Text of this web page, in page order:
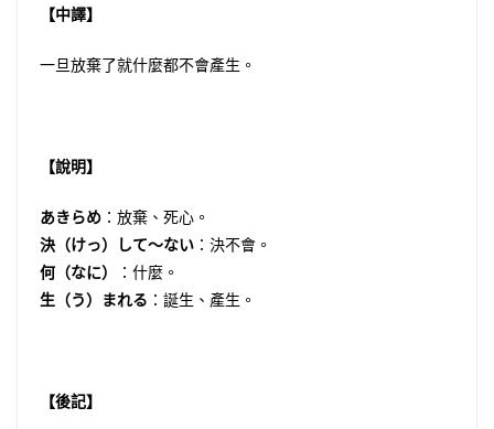
【中譯】
一旦放棄了就什麼都不會產生。
【說明】
あきらめ ：放棄、死心。
決（けっ）して〜ない ：決不會。
何（なに）
：什麼。
生（う）まれる ：誕生、產生。
【後記】